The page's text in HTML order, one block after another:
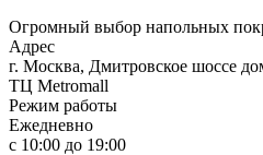
Огромный выбор напольных
Адрес
г. Москва, Дмитровское шоссе
ТЦ Metromall
Режим работы
Ежедневно
с 10:00 до 19:00